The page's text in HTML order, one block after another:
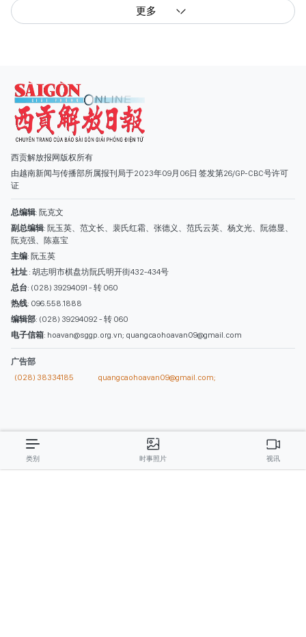
更多
西贡解放报网版权所有
由越南新闻与传播部所属报刊局于2023年09月06日 签发第26/GP-CBC号许可
证
总编辑: 阮克文
副总编辑: 阮玉英、范文长、裴氏红霜、张德义、范氏云英、杨文光、阮德显、
阮克强、陈嘉宝
主编: 阮玉英
社址 : 胡志明市棋盘坊阮氏明开街432-434号
总台: (028) 39294091 - 转 060
热线: 096.558.1888
编辑部: (028) 39294092 - 转 060
电子信箱: hoavan@sggp.org.vn; quangcaohoavan09@gmail.com
广告部
(028) 38334185
quangcaohoavan09@gmail.com;
类别 时事照片 视讯